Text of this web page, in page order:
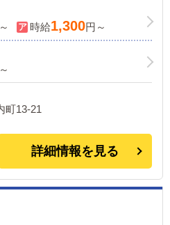
時給1,300円～
町13-21
詳細情報を見る